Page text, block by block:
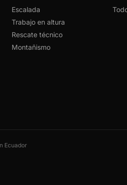
Escalada
Trabajo en altura
Rescate técnico
Montañismo
Ecuador